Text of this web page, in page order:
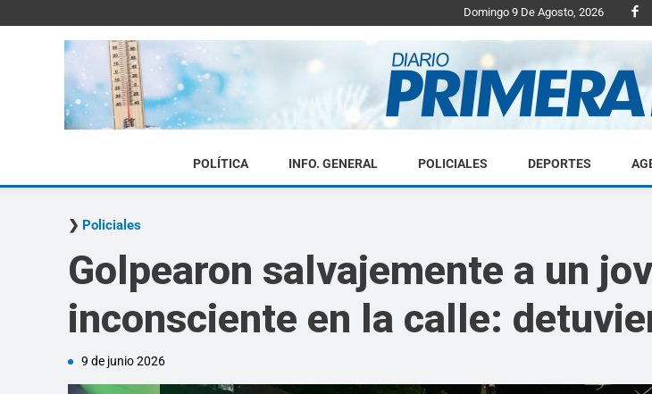
Domingo 9 De Agosto, 2026
Diario
Primera
POLÍTICA INFO. GENERAL POLICIALES DEPORTES
Policiales
Golpearon salvajemente a un
inconsciente en la calle:
9 de junio 2026